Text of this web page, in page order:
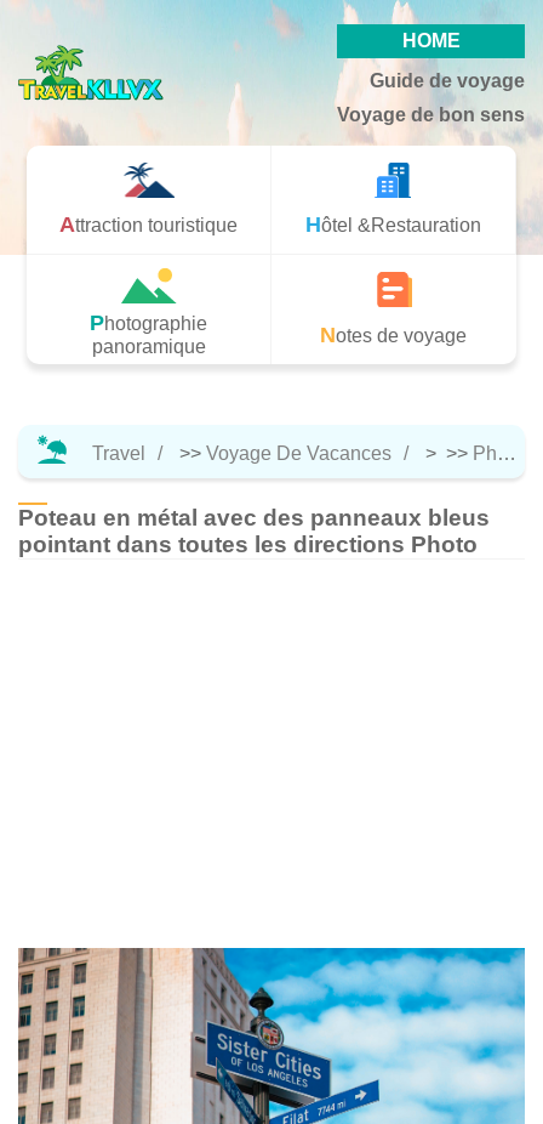
HOME
Guide de voyage
Voyage de bon sens
Attraction touristique Hôtel &Restauration
Photographie
panoramique
Notes de voyage
Travel >> Voyage De Vacances > >> Photographie Panoramique
Poteau en métal avec des panneaux bleus
pointant dans toutes les directions Photo